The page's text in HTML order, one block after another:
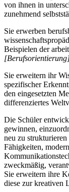
von ihnen in
zunehmend
Sie erwerben
Beispielen der
Sie erweitern ihr
spezifischer
den eingesetzten
differenziertes
Die Schüler
gewinnen,
neu zu
Fähigkeiten,
zweckmäßig,
Sie erweitern ihre
diese zur kreativen